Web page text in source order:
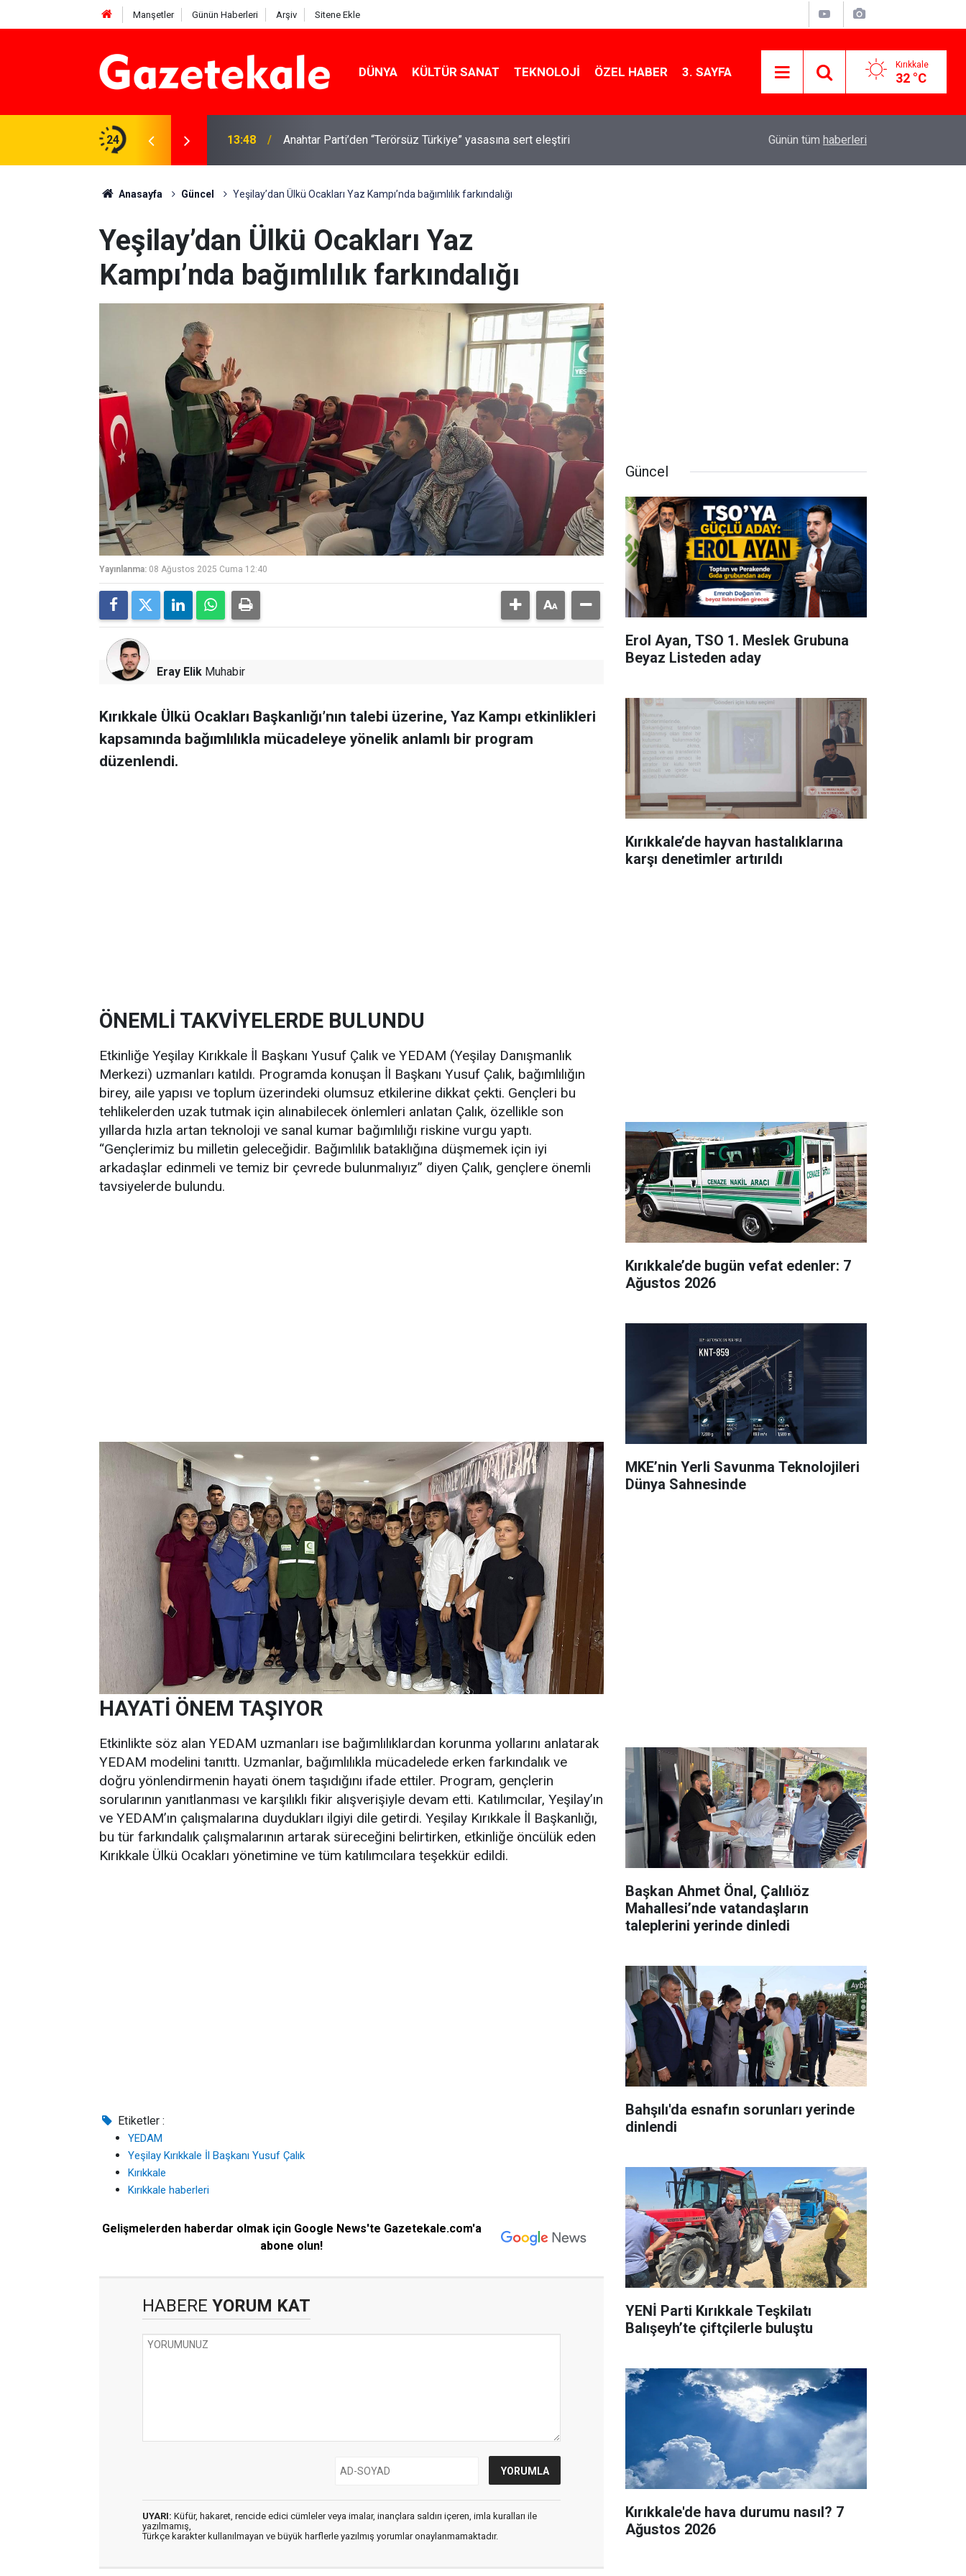
Manşetler Günün Haberleri Arşiv Sitene Ekle
DÜNYA KÜLTÜR SANAT TEKNOLOJI ÖZEL HABER 3. SAYFA Kırıkkale
32 °C
24
Beyaz Listeden aday 13:48 Anahtar Parti’den “Terörsüz Türkiye” yasasına sert eleştiri Kırıkkale’de hayvan hastalıklarına karşı
Günün tüm haberleri
Anasayfa Güncel Yeşilay’dan Ülkü Ocakları Yaz Kampı’nda bağımlılık farkındalığı
Yeşilay’dan Ülkü Ocakları Yaz
Kampı’nda bağımlılık farkındalığı
Yayınlanma: 08 Ağustos 2025 Cuma 12:40
Eray Elik Muhabir
Kırıkkale Ülkü Ocakları Başkanlığı’nın talebi üzerine, Yaz Kampı etkinlikleri
kapsamında bağımlılıkla mücadeleye yönelik anlamlı bir program
düzenlendi.
ÖNEMLİ TAKVİYELERDE BULUNDU
Etkinliğe Yeşilay Kırıkkale İl Başkanı Yusuf Çalık ve YEDAM (Yeşilay Danışmanlık
Merkezi) uzmanları katıldı. Programda konuşan İl Başkanı Yusuf Çalık, bağımlılığın
birey, aile yapısı ve toplum üzerindeki olumsuz etkilerine dikkat çekti. Gençleri bu
tehlikelerden uzak tutmak için alınabilecek önlemleri anlatan Çalık, özellikle son
yıllarda hızla artan teknoloji ve sanal kumar bağımlılığı riskine vurgu yaptı.
“Gençlerimiz bu milletin geleceğidir. Bağımlılık bataklığına düşmemek için iyi
arkadaşlar edinmeli ve temiz bir çevrede bulunmalıyız” diyen Çalık, gençlere önemli
tavsiyelerde bulundu.
HAYATİ ÖNEM TAŞIYOR
Etkinlikte söz alan YEDAM uzmanları ise bağımlılıklardan korunma yollarını anlatarak
YEDAM modelini tanıttı. Uzmanlar, bağımlılıkla mücadelede erken farkındalık ve
doğru yönlendirmenin hayati önem taşıdığını ifade ettiler. Program, gençlerin
sorularının yanıtlanması ve karşılıklı fikir alışverişiyle devam etti. Katılımcılar, Yeşilay’ın
ve YEDAM’ın çalışmalarına duydukları ilgiyi dile getirdi. Yeşilay Kırıkkale İl Başkanlığı,
bu tür farkındalık çalışmalarının artarak süreceğini belirtirken, etkinliğe öncülük eden
Kırıkkale Ülkü Ocakları yönetimine ve tüm katılımcılara teşekkür edildi.
Etiketler :
YEDAM
Yeşilay Kırıkkale İl Başkanı Yusuf Çalık
Kırıkkale
Kırıkkale haberleri
Gelişmelerden haberdar olmak için Google News'te Gazetekale.com'a
abone olun!
HABERE YORUM KAT
UYARI: Küfür, hakaret, rencide edici cümleler veya imalar, inançlara saldırı içeren, imla kuralları ile
yazılmamış,
Türkçe karakter kullanılmayan ve büyük harflerle yazılmış yorumlar onaylanmamaktadır.
Güncel
Erol Ayan, TSO 1. Meslek Grubuna
Beyaz Listeden aday
Kırıkkale’de hayvan hastalıklarına
karşı denetimler artırıldı
Kırıkkale’de bugün vefat edenler: 7
Ağustos 2026
MKE’nin Yerli Savunma Teknolojileri
Dünya Sahnesinde
Başkan Ahmet Önal, Çalılıöz
Mahallesi’nde vatandaşların
taleplerini yerinde dinledi
Bahşılı'da esnafın sorunları yerinde
dinlendi
YENİ Parti Kırıkkale Teşkilatı
Balışeyh’te çiftçilerle buluştu
Kırıkkale'de hava durumu nasıl? 7
Ağustos 2026